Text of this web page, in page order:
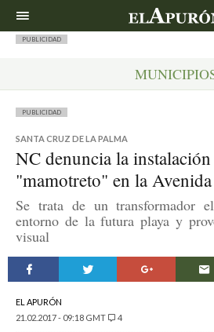
PUBLICIDAD
PUBLICIDAD
SANTA CRUZ DE LA PALMA
NC denuncia la
"mamotreto" en la
Se trata de un transformador
entorno de la futura playa y
visual
EL APURÓN
21.02.2017 - 09:18 GMT
4